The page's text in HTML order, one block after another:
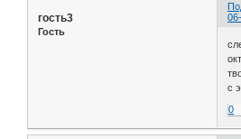
гость3
Гость
с
0